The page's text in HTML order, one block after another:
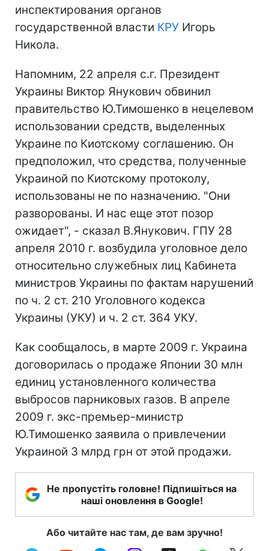
инспектирования органов
государственной власти КРУ Игорь
Никола.
Напомним, 22 апреля с.г. Президент
Украины Виктор Янукович обвинил
правительство Ю.Тимошенко в нецелевом
использовании средств, выделенных
Украине по Киотскому соглашению. Он
предположил, что средства, полученные
Украиной по Киотскому протоколу,
использованы не по назначению. "Они
разворованы. И нас еще этот позор
ожидает", - сказал В.Янукович. ГПУ 28
апреля 2010 г. возбудила уголовное дело
относительно служебных лиц Кабинета
министров Украины по фактам нарушений
по ч. 2 ст. 210 Уголовного кодекса
Украины (УКУ) и ч. 2 ст. 364 УКУ.
Как сообщалось, в марте 2009 г. Украина
договорилась о продаже Японии 30 млн
единиц установленного количества
выбросов парниковых газов. В апреле
2009 г. экс-премьер-министр
Ю.Тимошенко заявила о привлечении
Украиной 3 млрд грн от этой продажи.
Не пропустіть головне! Підпишіться на
наші оновлення в Google!
Або читайте нас там, де вам зручно!